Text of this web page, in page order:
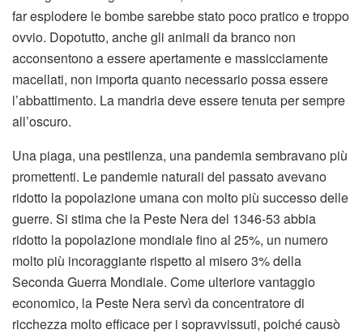
far esplodere le bombe sarebbe stato poco pratico e troppo
ovvio. Dopotutto, anche gli animali da branco non
acconsentono a essere apertamente e massicciamente
macellati, non importa quanto necessario possa essere
l’abbattimento. La mandria deve essere tenuta per sempre
all’oscuro.
Una piaga, una pestilenza, una pandemia sembravano più
promettenti. Le pandemie naturali del passato avevano
ridotto la popolazione umana con molto più successo delle
guerre. Si stima che la Peste Nera del 1346-53 abbia
ridotto la popolazione mondiale fino al 25%, un numero
molto più incoraggiante rispetto al misero 3% della
Seconda Guerra Mondiale. Come ulteriore vantaggio
economico, la Peste Nera servì da concentratore di
ricchezza molto efficace per i sopravvissuti, poiché causò